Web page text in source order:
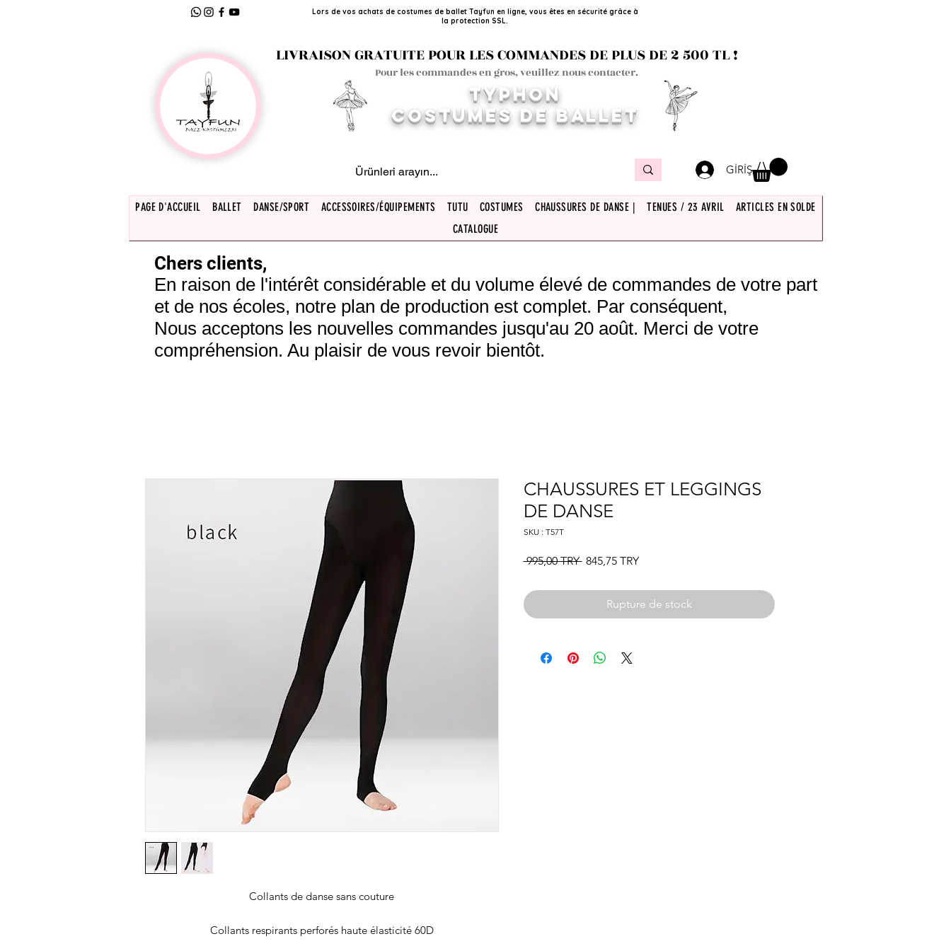
Lors de vos achats de costumes de ballet Tayfun en ligne, vous êtes en sécurité grâce à
la protection SSL.
LIVRAISON GRATUITE POUR LES COMMANDES DE PLUS DE 2 500 TL !
Pour les commandes en gros, veuillez nous contacter.
TYPHON
COSTUMES DE BALLET
GİRİŞ
PAGE D'ACCUEIL BALLET DANSE/SPORT ACCESSOIRES/ÉQUIPEMENTS TUTU COSTUMES CHAUSSURES DE DANSE | TENUES / 23 AVRIL
ARTICLES EN SOLDE
CATALOGUE
Chers clients,
En raison de l'intérêt considérable et du volume élevé de commandes de votre part
et de nos écoles, notre plan de production est complet. Par conséquent,
Nous acceptons les nouvelles commandes jusqu'au 20 août. Merci de votre
compréhension. Au plaisir de vous revoir bientôt.
Collants de danse sans couture
Collants respirants perforés haute élasticité 60D
CHAUSSURES ET LEGGINGS
DE DANSE
SKU : T57T
995,00 TRY Prix
845,75 TRYPrix
Rupture de stock